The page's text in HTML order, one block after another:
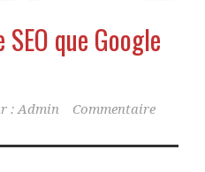
que Google
: Admin
Commentaire